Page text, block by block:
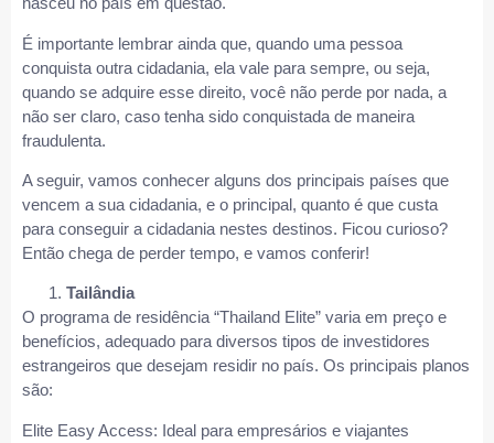
É importante lembrar ainda que, quando uma pessoa
conquista outra cidadania, ela vale para sempre, ou seja,
quando se adquire esse direito, você não perde por nada, a
não ser claro, caso tenha sido conquistada de maneira
fraudulenta.
A seguir, vamos conhecer alguns dos principais países que
vencem a sua cidadania, e o principal, quanto é que custa
para conseguir a cidadania nestes destinos. Ficou curioso?
Então chega de perder tempo, e vamos conferir!
Tailândia
O programa de residência “Thailand Elite” varia em preço e
benefícios, adequado para diversos tipos de investidores
estrangeiros que desejam residir no país. Os principais planos
são:
Elite Easy Access: Ideal para empresários e viajantes